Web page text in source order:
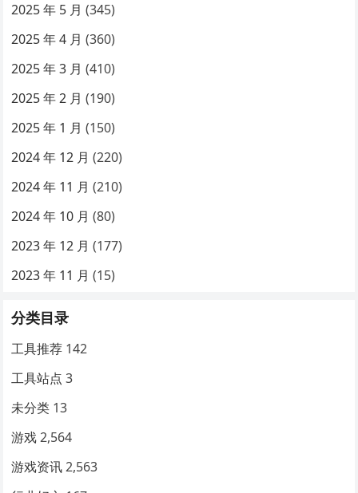
2025 年 5 月 (345)
2025 年 4 月 (360)
2025 年 3 月 (410)
2025 年 2 月 (190)
2025 年 1 月 (150)
2024 年 12 月 (220)
2024 年 11 月 (210)
2024 年 10 月 (80)
2023 年 12 月 (177)
2023 年 11 月 (15)
分类目录
工具推荐 142
工具站点 3
未分类 13
游戏 2,564
游戏资讯 2,563